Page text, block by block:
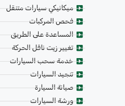
ميكانيكي سيارات متنقل
فحص المركبات
المساعدة على الطريق
تغيير زيت ناقل الحركة
خدمة سحب السيارات
تنجيد السيارات
صيانة السيارة
ورشة السيارات